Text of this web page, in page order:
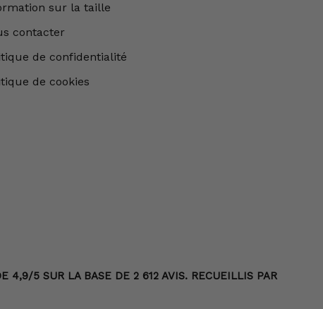
sur la taille
contacter
de confidentialité
de cookies
4,9/5 SUR LA BASE DE 2 612 AVIS. RECUEILLIS PAR